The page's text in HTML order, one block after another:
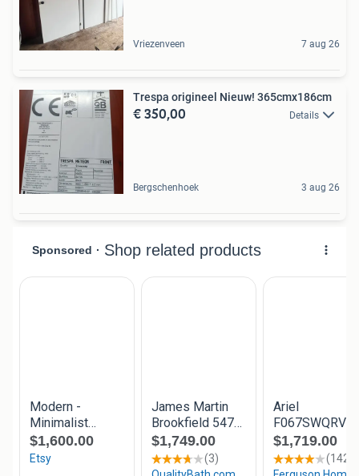
Vriezenveen 7 aug 26
Trespa origineel Nieuw! 365cmx186cm
€ 350,00 Details
Bergschenhoek 3 aug 26